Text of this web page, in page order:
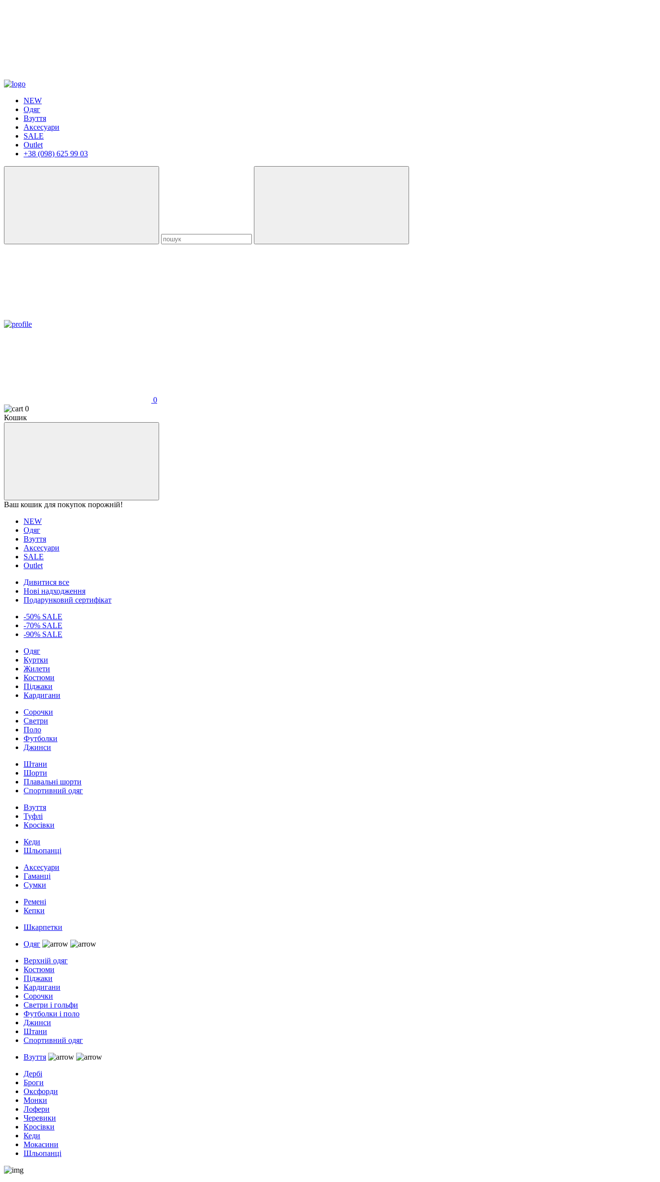
NEW
Одяг
Взуття
Аксесуари
SALE
Outlet
+38 (098) 625 99 03
0
0
Кошик
Ваш кошик для покупок порожній!
NEW
Одяг
Взуття
Аксесуари
SALE
Outlet
Дивитися все
Нові надходження
Подарунковий сертифікат
-50% SALE
-70% SALE
-90% SALE
Одяг
Куртки
Жилети
Костюми
Піджаки
Кардигани
Сорочки
Светри
Поло
Футболки
Джинси
Штани
Шорти
Плавальні шорти
Спортивний одяг
Взуття
Туфлі
Кросівки
Кеди
Шльопанці
Аксесуари
Гаманці
Сумки
Ремені
Кепки
Шкарпетки
Одяг
Верхній одяг
Костюми
Піджаки
Кардигани
Сорочки
Светри і гольфи
Футболки і поло
Джинси
Штани
Спортивний одяг
Взуття
Дербі
Броги
Оксфорди
Монки
Лофери
Черевики
Кросівки
Кеди
Мокасини
Шльопанці